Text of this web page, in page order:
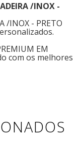
/INOX -
/INOX - PRETO
EM
com os melhores